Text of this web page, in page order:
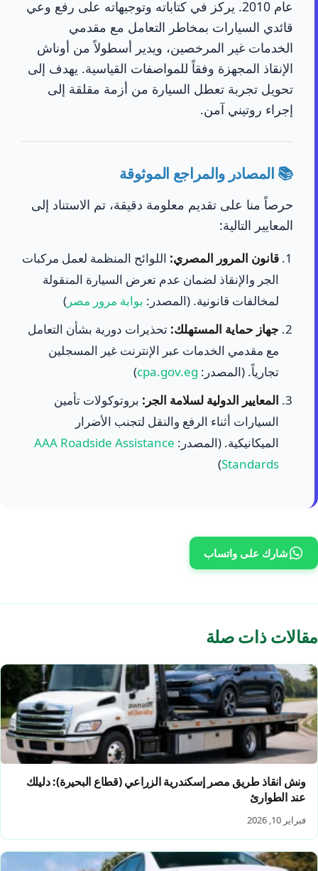
عام 2010. يركز في كتاباته وتوجيهاته على رفع وعي
قائدي السيارات بمخاطر التعامل مع مقدمي
الخدمات غير المرخصين، ويدير أسطولاً من أوناش
الإنقاذ المجهزة وفقاً للمواصفات القياسية. يهدف إلى
تحويل تجربة تعطل السيارة من أزمة مقلقة إلى
إجراء روتيني آمن.
📚 المصادر والمراجع الموثوقة
حرصاً منا على تقديم معلومة دقيقة، تم الاستناد إلى
المعايير التالية:
قانون المرور المصري: اللوائح المنظمة لعمل مركبات
الجر والإنقاذ لضمان عدم تعرض السيارة المنقولة
لمخالفات قانونية. (المصدر: بوابة مرور مصر )
جهاز حماية المستهلك: تحذيرات دورية بشأن التعامل
مع مقدمي الخدمات عبر الإنترنت غير المسجلين
تجارياً. (المصدر: cpa.gov.eg
)
المعايير الدولية لسلامة الجر: بروتوكولات تأمين
السيارات أثناء الرفع والنقل لتجنب الأضرار
الميكانيكية. (المصدر: AAA Roadside Assistance
Standards
)
شارك على واتساب
مقالات ذات صلة
ونش انقاذ طريق مصر إسكندرية الزراعي (قطاع البحيرة): دليلك
عند الطوارئ
فبراير 10, 2026